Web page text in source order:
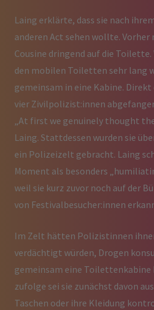
Laing erklärte, dass sie nach
anderen Act sehen wollte. Vorher
Cousine dringend auf die Toilette.
den mobilen Toiletten sehr lang
gemeinsam in eine Kabine. Direkt
vier Zivilpolizist:innen
„At first we genuinely thought
Laing. Stattdessen wurden sie
ein Polizeizelt gebracht. Laing
Moment als besonders
weil sie kurz zuvor noch auf der
von Festivalbesucher:innen
Im Zelt hätten Polizistinnen
verdächtigt würden, Drogen
gemeinsam eine
zufolge sei sie zunächst davon
Taschen oder ihre Kleidung